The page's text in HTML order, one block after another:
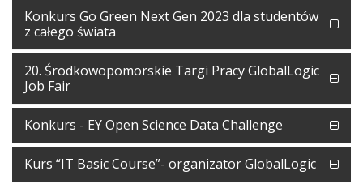
Konkurs Go Green Next Gen 2023 dla studentów
z całego świata
20. Środkowopomorskie Targi Pracy GlobalLogic
Job Fair
Konkurs - EY Open Science Data Challenge
Kurs “IT Basic Course”- organizator GlobalLogic